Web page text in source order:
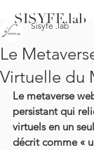
SISYFE.lab
Le
Virtuelle du
Sisyfe .lab
Le metaverse
persistant qui
virtuels en un
décrit comme «